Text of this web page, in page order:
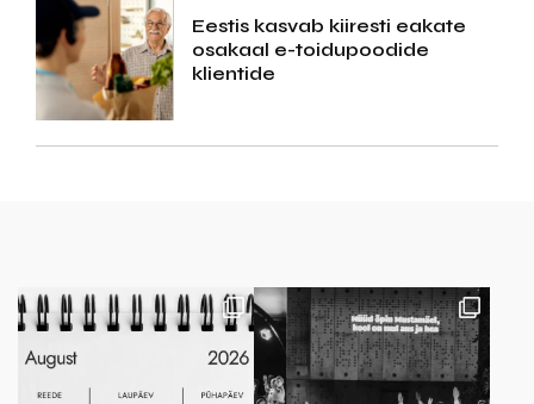
Eestis kasvab kiiresti eakate
osakaal e-toidupoodide
klientide